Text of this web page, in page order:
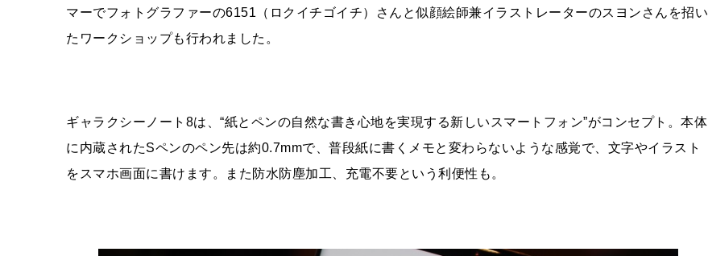
マーでフォトグラファーの6151（ロクイチゴイチ）さんと似顔絵師兼イラストレーターのスヨンさんを招い
たワークショップも行われました。
ギャラクシーノート8は、“紙とペンの自然な書き心地を実現する新しいスマートフォン”がコンセプト。本体
に内蔵されたSペンのペン先は約0.7mmで、普段紙に書くメモと変わらないような感覚で、文字やイラスト
をスマホ画面に書けます。また防水防塵加工、充電不要という利便性も。